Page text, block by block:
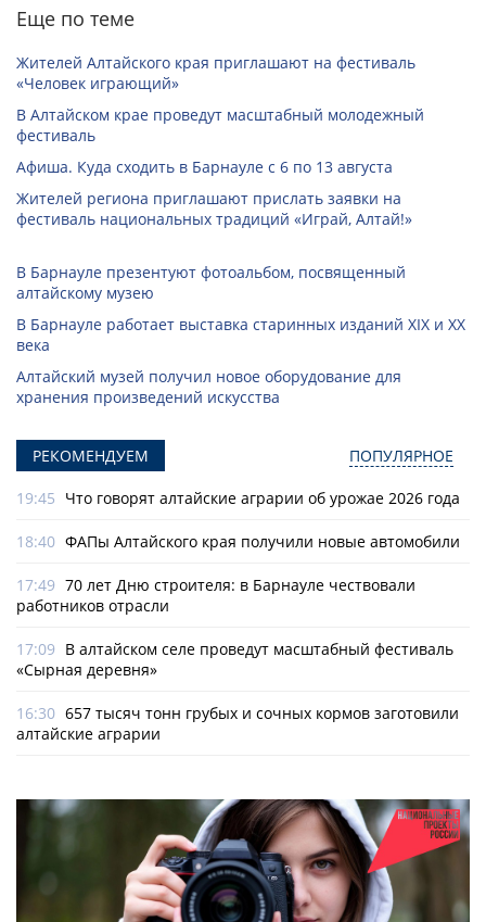
Еще по теме
Жителей Алтайского края приглашают на фестиваль
«Человек играющий»
В Алтайском крае проведут масштабный молодежный
фестиваль
Афиша. Куда сходить в Барнауле с 6 по 13 августа
Жителей региона приглашают прислать заявки на
фестиваль национальных традиций «Играй, Алтай!»
В Барнауле презентуют фотоальбом, посвященный
алтайскому музею
В Барнауле работает выставка старинных изданий XIX и XX
века
Алтайский музей получил новое оборудование для
хранения произведений искусства
РЕКОМЕНДУЕМ ПОПУЛЯРНОЕ
19:45 Что говорят алтайские аграрии об урожае 2026 года
18:40 ФАПы Алтайского края получили новые автомобили
17:49 70 лет Дню строителя: в Барнауле чествовали
работников отрасли
17:09 В алтайском селе проведут масштабный фестиваль
«Сырная деревня»
16:30 657 тысяч тонн грубых и сочных кормов заготовили
алтайские аграрии